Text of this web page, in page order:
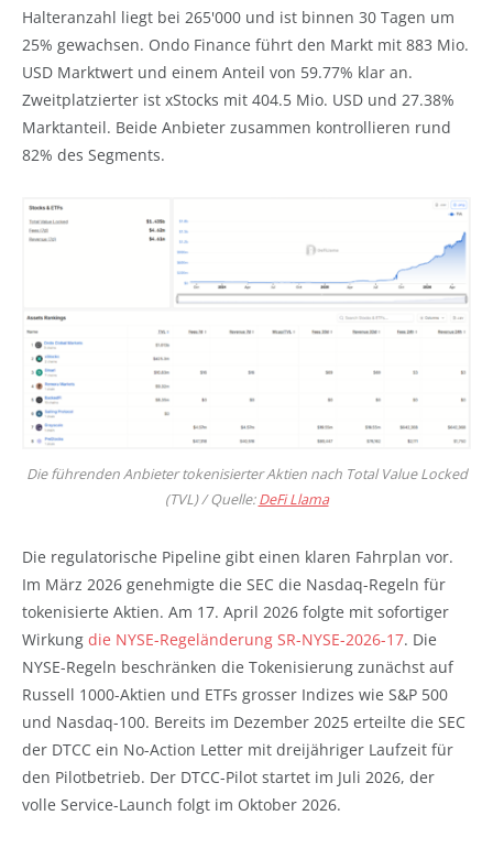
Halteranzahl liegt bei 265'000 und ist binnen 30 Tagen um
25% gewachsen. Ondo Finance führt den Markt mit 883 Mio.
USD Marktwert und einem Anteil von 59.77% klar an.
Zweitplatzierter ist xStocks mit 404.5 Mio. USD und 27.38%
Marktanteil. Beide Anbieter zusammen kontrollieren rund
82% des Segments.
Die führenden Anbieter tokenisierter Aktien nach Total Value Locked
(TVL) / Quelle:DeFi Llama
Die regulatorische Pipeline gibt einen klaren Fahrplan vor.
Im März 2026 genehmigte die SEC die Nasdaq-Regeln für
tokenisierte Aktien. Am 17. April 2026 folgte mit sofortiger
Wirkung die NYSE-Regeländerung SR-NYSE-2026-17. Die
NYSE-Regeln beschränken die Tokenisierung zunächst auf
Russell 1000-Aktien und ETFs grosser Indizes wie S&P 500
und Nasdaq-100. Bereits im Dezember 2025 erteilte die SEC
der DTCC ein No-Action Letter mit dreijähriger Laufzeit für
den Pilotbetrieb. Der DTCC-Pilot startet im Juli 2026, der
volle Service-Launch folgt im Oktober 2026.